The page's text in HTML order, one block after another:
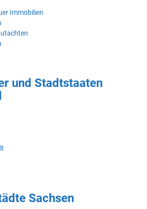
Immobilien
und Stadtstaaten
Sachsen